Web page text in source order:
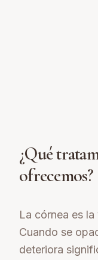
¿Qué
ofrecemos?
La córnea es
Cuando se
deteriora